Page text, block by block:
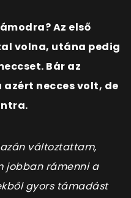
Az első
volna, utána pedig
Bár az
necces volt, de
változtattam,
jobban rámenni a
gyors támadást